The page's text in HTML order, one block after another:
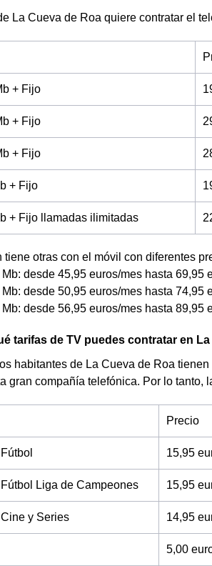
La Cueva de Roa quiere contratar el
+ Fijo
+ Fijo
+ Fijo
+ Fijo
+ Fijo llamadas ilimitadas
tiene otras con el móvil con diferentes
desde 45,95 euros/mes hasta 69,95
desde 50,95 euros/mes hasta 74,95
desde 56,95 euros/mes hasta 89,95
tarifas de TV puedes contratar en
habitantes de La Cueva de Roa
gran compañía telefónica. Por lo tanto,
Precio
15,95
Liga de Campeones 15,95
y Series 14,95
5,00